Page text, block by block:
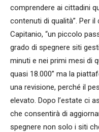
comprendere ai cittadini
contenuti di qualità”. Per
Capitanio, “un piccolo
grado di spegnere siti
minuti e nei primi mesi di
quasi 18.000” ma la
una revisione, perché il
elevato. Dopo l’estate ci
che consentirà di
spegnere non solo i siti